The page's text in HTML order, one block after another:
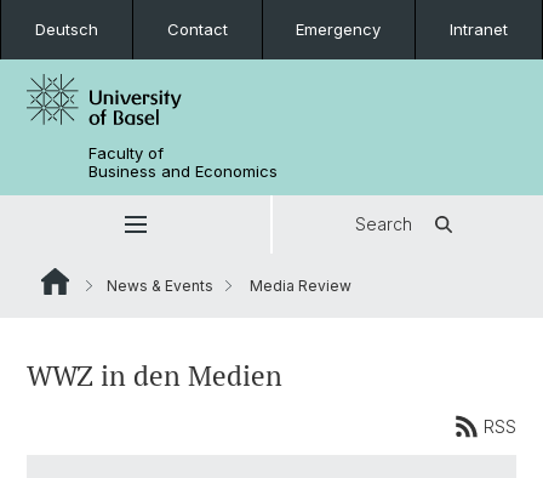
Deutsch Contact Emergency Intranet
Faculty of
Business and Economics
Search
News & Events Media Review
WWZ in den Medien
RSS